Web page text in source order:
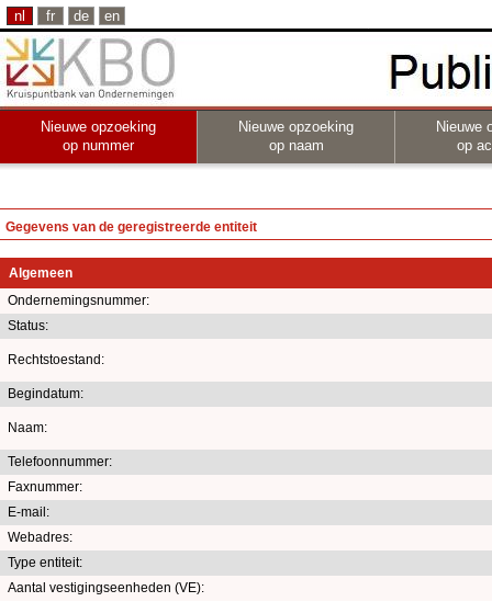
nl fr de en
Nieuwe opzoeking
op nummer
Nieuwe opzoeking
op naam
Nieuwe
op
Gegevens van de geregistreerde entiteit
Algemeen
Ondernemingsnummer:
Status:
Rechtstoestand:
Begindatum:
Naam:
Telefoonnummer:
Faxnummer:
E-mail:
Webadres:
Type entiteit:
Aantal vestigingseenheden (VE):